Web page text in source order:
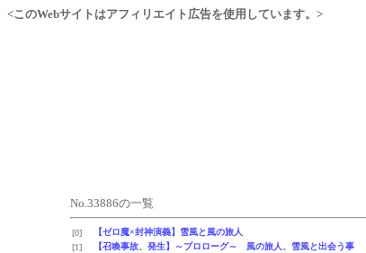
<このWebサイトはアフィリエイト広告を使用しています。>
No.33886の一覧
[0] 【ゼロ魔×封神演義】雪風と風の旅人
[1]
【召喚事故、発生】～プロローグ～ 風の旅人、雪風と出会う事